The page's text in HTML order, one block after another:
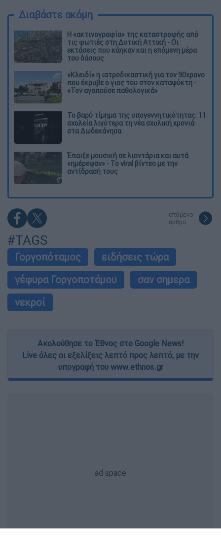
Διαβάστε ακόμη
Η «ακτινογραφία» της καταστροφής από
τις φωτιές στη Δυτική Αττική - Οι
εκτάσεις που κάηκαν και η επόμενη μέρα
του δάσους
«Κλειδί» η ιατροδικαστική για τον 90χρονο
που έκρυβε ο γιος του στον καταψύκτη -
«Τον αγαπούσε παθολογικά»
Το βαρύ τίμημα της υπογεννητικότητας: 11
σχολεία λιγότερα τη νέα σχολική χρονιά
στα Δωδεκάνησα
Έπαιξε μουσική σε λιοντάρια και αυτά
«ημέρεψαν» - Το viral βίντεο με την
αντίδρασή τους
επόμενο
άρθρο
#TAGS
Γοργοπόταμος
ειδήσεις τώρα
γέφυρα Γοργοποτάμου
σαν σημερα
νεκροί
Ακολούθησε το Έθνος στο Google News!
Live όλες οι εξελίξεις λεπτό προς λεπτό, με την
υπογραφή του www.ethnos.gr